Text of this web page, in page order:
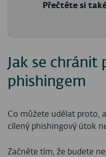
Přečtěte si
Jak se chránit
phishingem
Co můžete udělat proto,
cílený phishingový útok
Začněte tím, že budete